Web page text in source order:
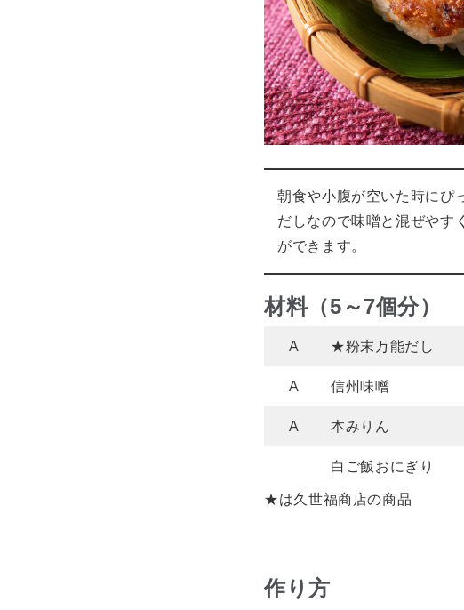
朝食や小腹が空いた時にぴ
だしなので味噌と混ぜやす
ができます。
材料（5～7個分）
A ★粉末万能だし
A 信州味噌
A 本みりん
白ご飯おにぎり
★は久世福商店の商品
作り方